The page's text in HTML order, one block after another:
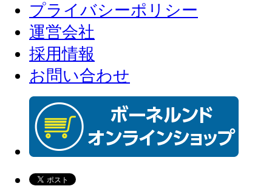
プライバシーポリシー
運営会社
採用情報
お問い合わせ